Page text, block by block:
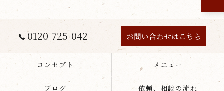
0120-725-042 お問い合わせはこちら
コンセプト メニュー
ブログ 依頼、相談の流れ